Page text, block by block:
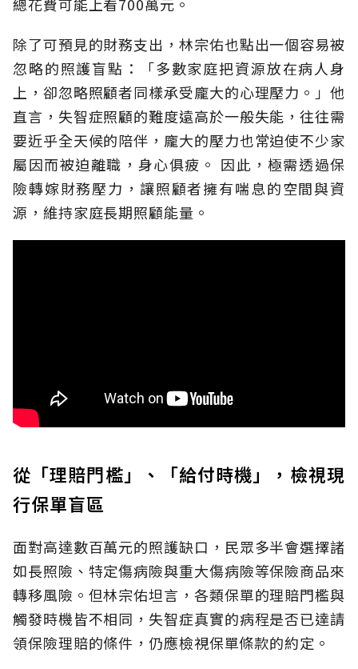
除了可預見的財務支出，林宗佑也點出一個容易被
忽略的照護盲點：「多數家庭把資源放在病人身
上，卻忽略照顧者同樣承受龐大的心理壓力。」他
直言，失智症照顧的難度遠高於一般失能，往往需
要近乎全天候的陪伴，龐大的壓力也常迫使不少家
屬因而被迫離職，身心俱疲。 因此，極需透過保
險轉嫁財務壓力，讓照顧者擁有喘息的空間與資
源，維持家庭長期照顧能量。
從「理賠門檻」、「給付時機」，檢視現
行保單盲區
面對高達數百萬元的照護缺口，民眾多半會選擇諸
如長照險、特定傷病險與重大傷病險等保險商品來
轉移風險。但林宗佑坦言，各類保單的理賠門檻與
觸發時機皆不相同，失智症真實的病程是否已達請
領保險理賠的條件，仍應檢視保單條款的約定。